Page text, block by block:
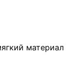
материал